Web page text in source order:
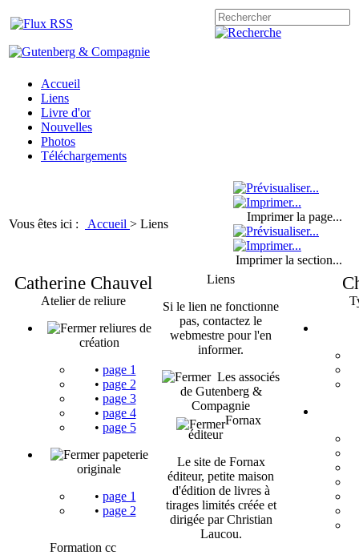
Accueil
Liens
Livre d'or
Nouvelles
Photos
Téléchargements
Vous êtes ici : Accueil > Liens
Imprimer la page...
Imprimer la section...
Catherine Chauvel
Atelier de reliure
reliures de
création
• page 1
• page 2
• page 3
• page 4
• page 5
papeterie
originale
• page 1
• page 2
Formation cc
Liens
Si le lien ne fonctionne
pas, contactez le
webmestre pour l'en
informer.
Les associés
de Gutenberg &
Compagnie
Fornax
éditeur
Le site de Fornax
éditeur, petite maison
d'édition de livres à
tirages limités créée et
dirigée par Christian
Laucou.